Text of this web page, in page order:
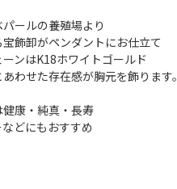
ールの養殖場より
飾卸がペンダントにお仕立て
ンはK18ホワイトゴールド
わせた存在感が胸元を飾ります。
康・純真・長寿
どにもおすすめ